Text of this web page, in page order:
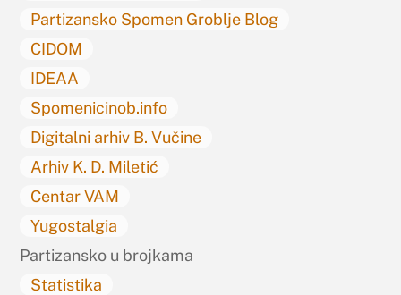
Partizansko Spomen Groblje Blog
CIDOM
IDEAA
Spomenicinob.info
Digitalni arhiv B. Vučine
Arhiv K. D. Miletić
Centar VAM
Yugostalgia
Partizansko u brojkama
Statistika